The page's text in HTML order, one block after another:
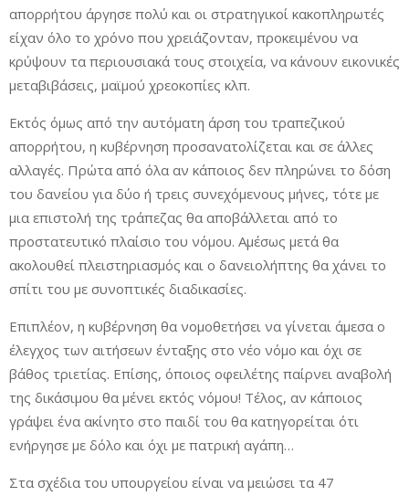
απορρήτου άργησε πολύ και οι στρατηγικοί κακοπληρωτές
είχαν όλο το χρόνο που χρειάζονταν, προκειμένου να
κρύψουν τα περιουσιακά τους στοιχεία, να κάνουν εικονικές
μεταβιβάσεις, μαϊμού χρεοκοπίες κλπ.
Εκτός όμως από την αυτόματη άρση του τραπεζικού
απορρήτου, η κυβέρνηση προσανατολίζεται και σε άλλες
αλλαγές. Πρώτα από όλα αν κάποιος δεν πληρώνει το δόση
του δανείου για δύο ή τρεις συνεχόμενους μήνες, τότε με
μια επιστολή της τράπεζας θα αποβάλλεται από το
προστατευτικό πλαίσιο του νόμου. Αμέσως μετά θα
ακολουθεί πλειστηριασμός και ο δανειολήπτης θα χάνει το
σπίτι του με συνοπτικές διαδικασίες.
Επιπλέον, η κυβέρνηση θα νομοθετήσει να γίνεται άμεσα ο
έλεγχος των αιτήσεων ένταξης στο νέο νόμο και όχι σε
βάθος τριετίας. Επίσης, όποιος οφειλέτης παίρνει αναβολή
της δικάσιμου θα μένει εκτός νόμου! Τέλος, αν κάποιος
γράψει ένα ακίνητο στο παιδί του θα κατηγορείται ότι
ενήργησε με δόλο και όχι με πατρική αγάπη…
Στα σχέδια του υπουργείου είναι να μειώσει τα 47